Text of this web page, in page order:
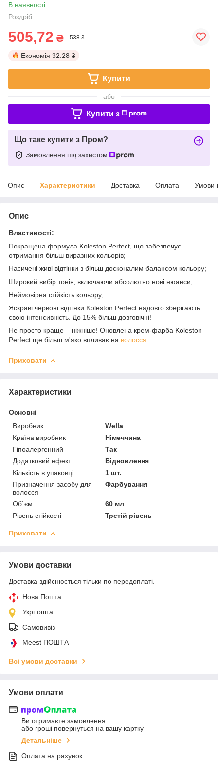
В наявності
Роздріб
505,72 ₴ 538 ₴
Економія 32.28 ₴
Купити
або
Купити з
Що таке купити з Пром?
Замовлення під захистом
Опис Характеристики Доставка Оплата Умови
Опис
Властивості:
Покращена формула Koleston Perfect, що забезпечує
отримання більш виразних кольорів;
Насичені живі відтінки з більш досконалим балансом кольору;
Широкий вибір тонів, включаючи абсолютно нові нюанси;
Неймовірна стійкість кольору;
Яскраві червоні відтінки Koleston Perfect надовго зберігають
свою інтенсивність. До 15% більш довговічні!
Не просто краще – ніжніше! Оновлена крем-фарба Koleston
Perfect ще більш м'яко впливає на волосся
Приховати
Характеристики
Основні
Виробник
Wella
Країна виробник
Німеччина
Гіпоалергенний
Так
Додатковий ефект
Відновлення
Кількість в упаковці
1 шт.
Призначення засобу для
волосся
Фарбування
Об`єм
60 мл
Рівень стійкості
Третій рівень
Приховати
Умови доставки
Доставка здійснюється тільки по передоплаті.
Нова Пошта
Укрпошта
Самовивіз
Meest ПОШТА
Всі умови доставки
Умови оплати
Ви отримаєте замовлення
або гроші повернуться на вашу картку
Детальніше
Оплата на рахунок